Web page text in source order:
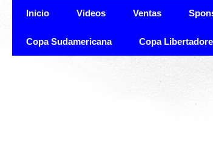
Inicio Videos Ventas
Copa Sudamericana Copa